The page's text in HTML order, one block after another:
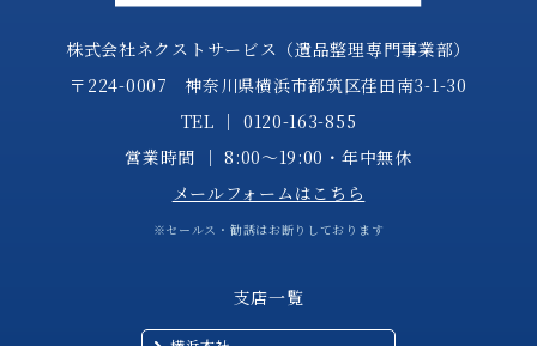
株式会社ネクストサービス（遺品整理専門事業部）
〒224-0007 神奈川県横浜市都筑区荏田南3-1-30
TEL │ 0120-163-855
営業時間 │ 8:00～19:00・年中無休
メールフォームはこちら
※セールス・勧誘はお断りしております
支店一覧